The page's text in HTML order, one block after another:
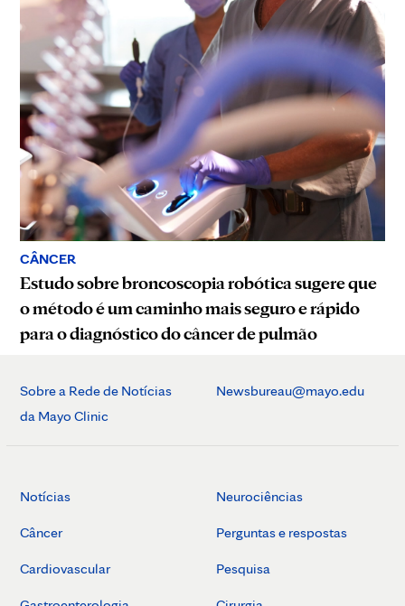
CÂNCER
Estudo sobre broncoscopia robótica sugere que
o método é um caminho mais seguro e rápido
para o diagnóstico do câncer de pulmão
Sobre a Rede de Notícias
da Mayo Clinic
Newsbureau@mayo.edu
Notícias
Câncer
Cardiovascular
Neurociências
Perguntas e respostas
Pesquisa